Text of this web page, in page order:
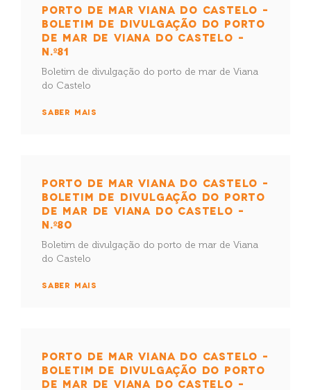
PORTO DE MAR VIANA DO CASTELO –
BOLETIM DE DIVULGAÇÃO DO PORTO
DE MAR DE VIANA DO CASTELO –
N.º81
Boletim de divulgação do porto de mar de Viana
do Castelo
SABER MAIS
PORTO DE MAR VIANA DO CASTELO –
BOLETIM DE DIVULGAÇÃO DO PORTO
DE MAR DE VIANA DO CASTELO –
N.º80
Boletim de divulgação do porto de mar de Viana
do Castelo
SABER MAIS
PORTO DE MAR VIANA DO CASTELO –
BOLETIM DE DIVULGAÇÃO DO PORTO
DE MAR DE VIANA DO CASTELO –